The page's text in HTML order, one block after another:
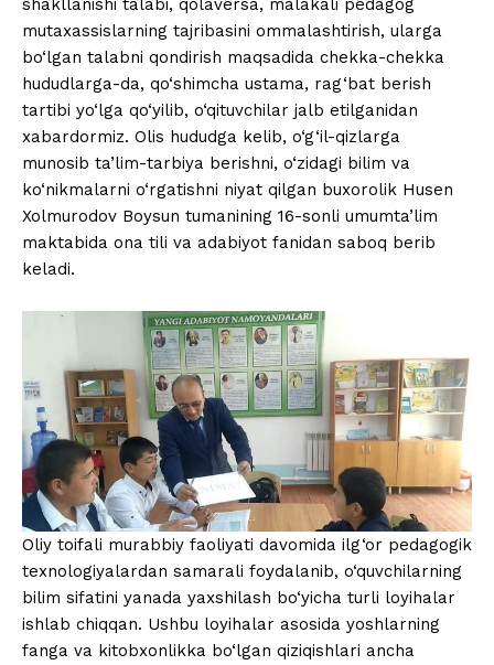
shakllanishi talabi, qolaversa, malakali pedagog
mutaxassislarning tajribasini ommalashtirish, ularga
bo‘lgan talabni qondirish maqsadida chekka-chekka
hududlarga-da, qo‘shimcha ustama, rag‘bat berish
tartibi yo‘lga qo‘yilib, o‘qituvchilar jalb etilganidan
xabardormiz. Olis hududga kelib, o‘g‘il-qizlarga
munosib ta’lim-tarbiya berishni, o‘zidagi bilim va
ko‘nikmalarni o‘rgatishni niyat qilgan buxorolik Husen
Xolmurodov Boysun tumanining 16-sonli umumta’lim
maktabida ona tili va adabiyot fanidan saboq berib
keladi.
Oliy toifali murabbiy faoliyati davomida ilg‘or pedagogik
texnologiyalardan samarali foydalanib, o‘quvchilarning
bilim sifatini yanada yaxshilash bo‘yicha turli loyihalar
ishlab chiqqan. Ushbu loyihalar asosida yoshlarning
fanga va kitobxonlikka bo‘lgan qiziqishlari ancha